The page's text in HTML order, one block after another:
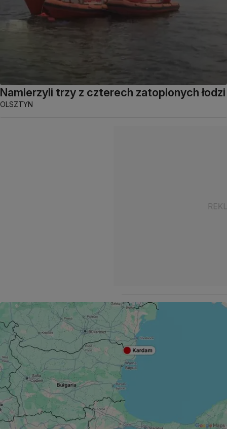
Namierzyli trzy z czterech zatopionych łodzi
OLSZTYN